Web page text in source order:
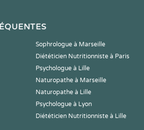
Sophrologue à Marseille
Diététicien Nutritionniste à Paris
Psychologue à Lille
Naturopathe à Marseille
Naturopathe à Lille
Psychologue à Lyon
Diététicien Nutritionniste à Lille